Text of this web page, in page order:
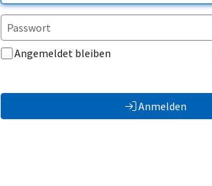
Angemeldet bleiben
Anmelden